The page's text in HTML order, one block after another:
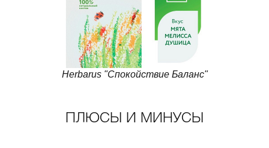
Herbarus "Спокойствие Баланс"
ПЛЮСЫ И МИНУСЫ